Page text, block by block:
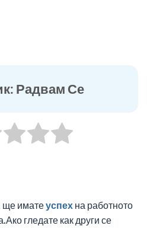
Радвам Се
ще иматеуспех на работното
гледате как други се